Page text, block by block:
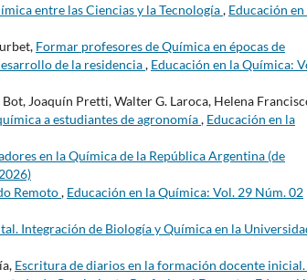
entre las Ciencias y la Tecnología, Educación en
Formar profesores de Química en épocas de
de la residencia, Educación en la Química:
Joaquín Pretti, Walter G. Laroca, Helena
a estudiantes de agronomía, Educación en la
en la Química de la República Argentina (de
Remoto, Educación en la Química: Vol. 29 Núm. 02
Integración de Biología y Química en la
Escritura de diarios en la formación docente inicial.